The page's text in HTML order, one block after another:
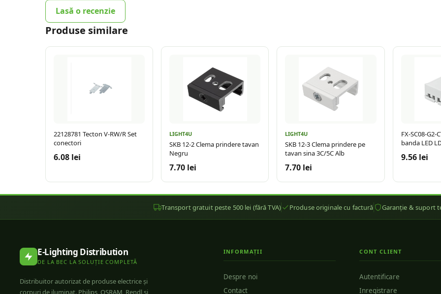
Lasă o recenzie
Produse similare
22128781 Tecton V-RW/R Set
conectori
6.08 lei
LIGHT4U
SKB 12-2 Clema prindere tavan
Negru
7.70 lei
LIGHT4U
SKB 12-3 Clema prindere pe
tavan sina 3C/5C Alb
7.70 lei
FX-SC08-G2-
banda LED
9.56 lei
Transport gratuit peste 500 lei (fără TVA) Produse originale cu factură Garanție & suport
E-Lighting Distribution
DE LA BEC LA SOLUȚIE COMPLETĂ
Distribuitor autorizat de produse electrice și
corpuri de iluminat. Philips, OSRAM, Rendl și
INFORMAȚII
Despre noi
Contact
CONT CLIENT
Autentificare
Inregistrare